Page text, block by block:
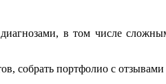
, в том числе
собрать портфолио с